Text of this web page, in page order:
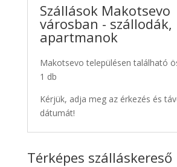
Szállások Makotsevo
városban - szállodák,
apartmanok
Makotsevo településen található
1 db
Kérjük, adja meg az érkezés és
dátumát!
Térképes szálláskereső